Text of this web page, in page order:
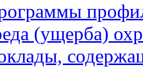
(ущерба)